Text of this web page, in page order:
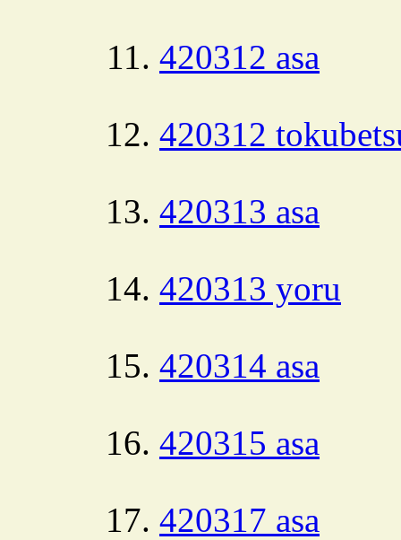
420312 asa
420312
420313 asa
420313 yoru
420314 asa
420315 asa
420317 asa